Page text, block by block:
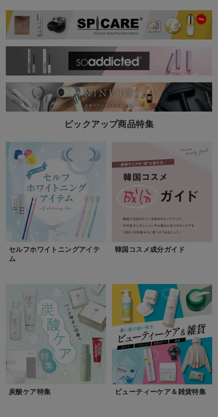
ピックアップ商品特集
セルフホワイトニングアイテ
ム
韓国コスメ成分ガイド
炭酸ケア特集 ビューティーケア＆雑貨特集